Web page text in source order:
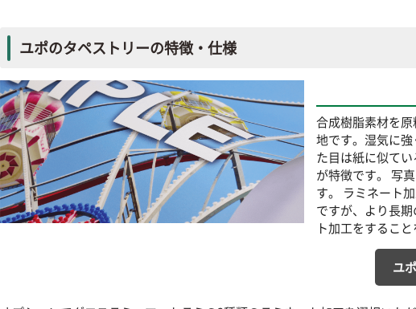
ユポのタペストリーの特徴・仕様
合成樹脂素材を
地です。湿気に
た目は紙に似て
が特徴です。 写
す。 ラミネート
ですが、より長
ト加工をするこ
ユ